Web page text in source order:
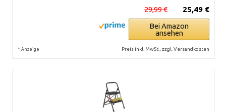
25,49 €
29,99 €
Bei Amazon
ansehen
* Anzeige Preis inkl. MwSt., zzgl. Versandkosten